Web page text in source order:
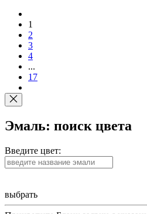
1
2
3
4
...
17
Эмаль: поиск цвета
Введите цвет:
выбрать